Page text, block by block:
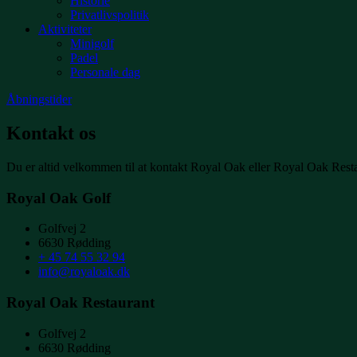
Privatlivspolitik
Aktiviteter
Minigolf
Padel
Personale dag
Åbningstider
Kontakt os
Du er altid velkommen til at kontakt Royal Oak eller Royal Oak
Royal Oak Golf
Golfvej 2
6630 Rødding
+ 45 74 55 32 94
info@royaloak.dk
Royal Oak Restaurant
Golfvej 2
6630 Rødding